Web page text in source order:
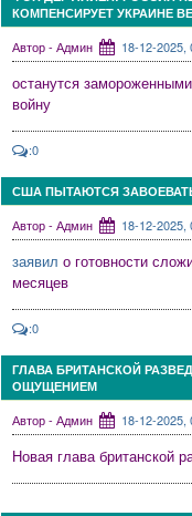
КОМПЕНСИРУЕТ УКРАИНЕ
Автор - Админ 18-12-2025,
останутся
войну
:0
США ПЫТАЮТСЯ
Автор - Админ 18-12-2025,
заявил о готовности
месяцев
:0
ГЛАВА БРИТАНСКОЙ
ОЩУЩЕНИЕМ
Автор - Админ 18-12-2025,
Новая глава британской